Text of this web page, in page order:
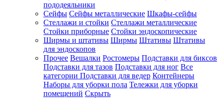
пододеяльники
Сейфы Сейфы металлические Шкафы-сейфы
Стеллажи и стойки Стеллажи металлические
Стойки приборные Стойки эндоскопические
Ширмы и штативы Ширмы Штативы Штативы
для эндоскопов
Прочее Вешалки Ростомеры Подставки для биксов
Подставки для тазов Подставки для ног Все
категории Подставки для ведер Контейнеры
Наборы для уборки пола Тележки для уборки
помещений Скрыть